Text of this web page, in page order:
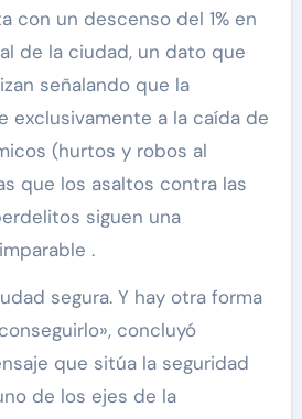
con un descenso del 1% en
de la ciudad, un dato que
señalando que la
exclusivamente a la caída de
(hurtos y robos al
que los asaltos contra las
siguen una
.
segura. Y hay otra forma
concluyó
que sitúa la seguridad
de los ejes de la